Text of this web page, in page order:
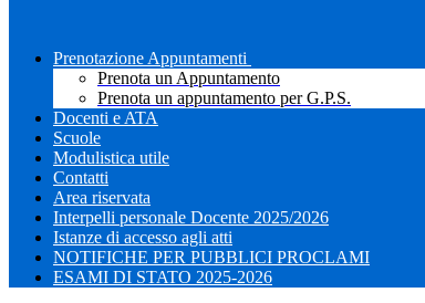
Prenotazione Appuntamenti
Prenota un Appuntamento
Prenota un appuntamento per G.P.S.
Docenti e ATA
Scuole
Modulistica utile
Contatti
Area riservata
Interpelli personale Docente 2025/2026
Istanze di accesso agli atti
NOTIFICHE PER PUBBLICI PROCLAMI
ESAMI DI STATO 2025-2026